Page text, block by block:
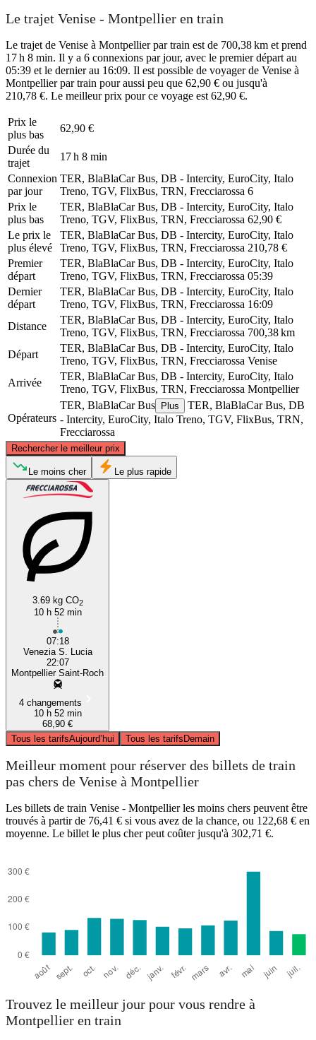
Le trajet Venise - Montpellier en train
Le trajet de Venise à Montpellier par train est de 700,38 km et prend
17 h 8 min. Il y a 6 connexions par jour, avec le premier départ au
05:39 et le dernier au 16:09. Il est possible de voyager de Venise à
Montpellier par train pour aussi peu que 62,90 € ou jusqu'à
210,78 €. Le meilleur prix pour ce voyage est 62,90 €.
Prix ​​le
plus bas
62,90 €
Durée du
trajet
17 h 8 min
Connexion
par jour
TER, BlaBlaCar Bus, DB - Intercity, EuroCity, Italo
Treno, TGV, FlixBus, TRN, Frecciarossa 6
Prix ​​le
plus bas
TER, BlaBlaCar Bus, DB - Intercity, EuroCity, Italo
Treno, TGV, FlixBus, TRN, Frecciarossa 62,90 €
Le prix le
plus élevé
TER, BlaBlaCar Bus, DB - Intercity, EuroCity, Italo
Treno, TGV, FlixBus, TRN, Frecciarossa 210,78 €
Premier
départ
TER, BlaBlaCar Bus, DB - Intercity, EuroCity, Italo
Treno, TGV, FlixBus, TRN, Frecciarossa 05:39
Dernier
départ
TER, BlaBlaCar Bus, DB - Intercity, EuroCity, Italo
Treno, TGV, FlixBus, TRN, Frecciarossa 16:09
Distance
TER, BlaBlaCar Bus, DB - Intercity, EuroCity, Italo
Treno, TGV, FlixBus, TRN, Frecciarossa 700,38 km
Départ
TER, BlaBlaCar Bus, DB - Intercity, EuroCity, Italo
Treno, TGV, FlixBus, TRN, Frecciarossa Venise
Arrivée
TER, BlaBlaCar Bus, DB - Intercity, EuroCity, Italo
Treno, TGV, FlixBus, TRN, Frecciarossa Montpellier
Opérateurs
TER, BlaBlaCar Bus Plus
TER, BlaBlaCar Bus, DB
- Intercity, EuroCity, Italo Treno, TGV, FlixBus, TRN,
Frecciarossa
Rechercher le meilleur prix
Montpellier
Le moins cher Le plus rapide
3.69 kg CO2
10 h 52 min
07:18
Venezia S. Lucia
22:07
Montpellier Saint-Roch
4 changements
10 h 52 min
68,90 €
Tous les tarifsAujourd’hui Tous les tarifsDemain
Meilleur moment pour réserver des billets de train
pas chers de Venise à Montpellier
Les billets de train Venise - Montpellier les moins chers peuvent être
trouvés à partir de 76,41 € si vous avez de la chance, ou 122,68 € en
moyenne. Le billet le plus cher peut coûter jusqu'à 302,71 €.
Trouvez le meilleur jour pour vous rendre à
Montpellier en train